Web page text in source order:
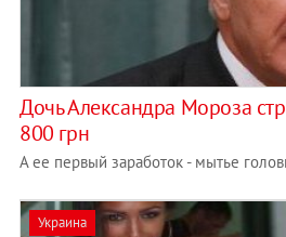
Дочь Александра Мороза
800 грн
А ее первый заработок - мытье
Украина